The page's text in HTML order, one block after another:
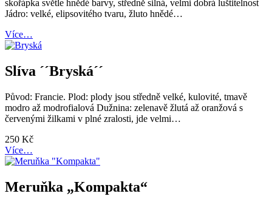
skořápka světle hnědé barvy, středně silná, velmi dobrá luštitelnost
Jádro: velké, elipsovitého tvaru, žluto hnědé…
Více…
Slíva ´´Bryská´´
Původ: Francie. Plod: plody jsou středně velké, kulovité, tmavě
modro až modrofialová Dužnina: zelenavě žlutá až oranžová s
červenými žilkami v plné zralosti, jde velmi…
250 Kč
Více…
Meruňka „Kompakta“